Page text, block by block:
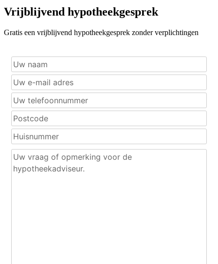
Vrijblijvend hypotheekgesprek
Gratis een vrijblijvend hypotheekgesprek zonder verplichtingen